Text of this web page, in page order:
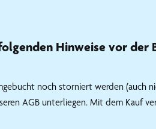
Hinweise vor der
noch storniert werden (auch
AGB unterliegen. Mit dem Kauf